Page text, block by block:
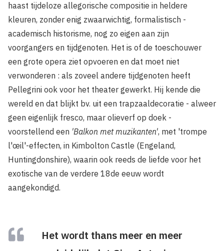
haast tijdeloze allegorische compositie in heldere
kleuren, zonder enig zwaarwichtig, formalistisch -
academisch historisme, nog zo eigen aan zijn
voorgangers en tijdgenoten. Het is of de toeschouwer
een grote opera ziet opvoeren en dat moet niet
verwonderen : als zoveel andere tijdgenoten heeft
Pellegrini ook voor het theater gewerkt. Hij kende die
wereld en dat blijkt bv. uit een trapzaaldecoratie - alweer
geen eigenlijk fresco, maar olieverf op doek -
voorstellend een 'Balkon met muzikanten', met 'trompe
l'œil'-effecten, in Kimbolton Castle (Engeland,
Huntingdonshire), waarin ook reeds de liefde voor het
exotische van de verdere 18de eeuw wordt
aangekondigd.
Het wordt thans meer en meer